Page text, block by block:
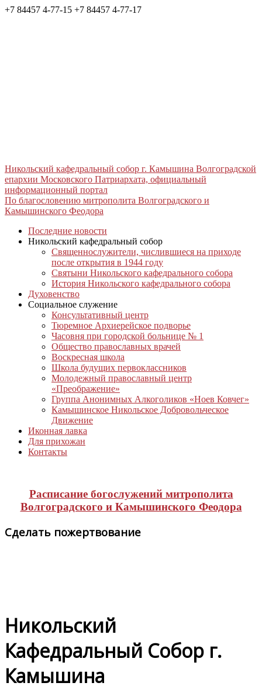
+7 84457 4-77-15 +7 84457 4-77-17
Никольский кафедральный собор г. Камышина Волгоградской
епархии Московского Патриархата, официальный
информационный портал
По благословению митрополита Волгоградского и
Камышинского Феодора
Последние новости
Никольский кафедральный собор
Священнослужители, числившиеся на приходе
после открытия в 1944 году
Святыни Никольского кафедрального собора
История Никольского кафедрального собора
Духовенство
Социальное служение
Консультативный центр
Тюремное Архиерейское подворье
Часовня при городской больнице № 1
Общество православных врачей
Воскресная школа
Школа будущих первоклассников
Молодежный православный центр
«Преображение»
Группа Анонимных Алкоголиков «Ноев Ковчег»
Камышинское Никольское Добровольческое
Движение
Иконная лавка
Для прихожан
Контакты
Расписание богослужений митрополита
Волгоградского и Камышинского Феодора
Сделать пожертвование
Никольский
Кафедральный Собор г.
Камышина